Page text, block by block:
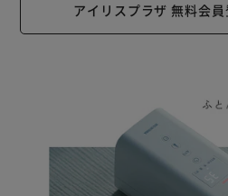
アイリスプラザ 無料会